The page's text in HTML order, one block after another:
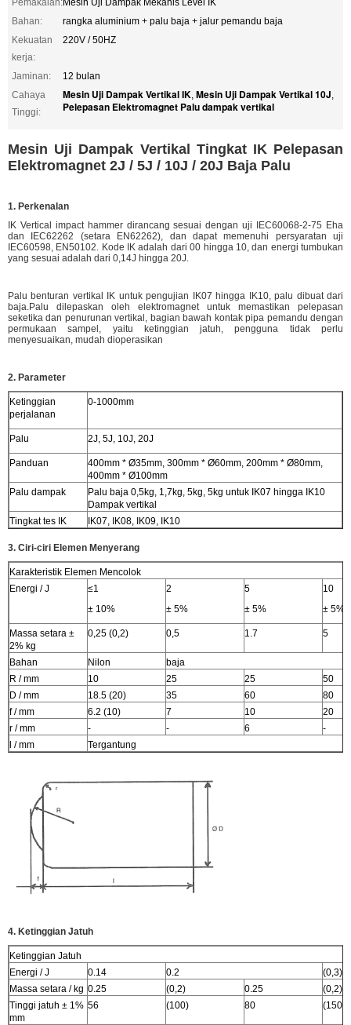
Pemakaian:Mesin Uji Dampak Mekanis Level IK
Bahan:
rangka aluminium + palu baja + jalur pemandu baja
Kekuatan
kerja:
220V / 50HZ
Jaminan:
12 bulan
Cahaya
Tinggi:
Mesin Uji Dampak Vertikal IK, Mesin Uji Dampak Vertikal 10J,
Pelepasan Elektromagnet Palu dampak vertikal
Mesin Uji Dampak Vertikal Tingkat IK Pelepasan
Elektromagnet 2J / 5J / 10J / 20J Baja Palu
1. Perkenalan
IK Vertical impact hammer dirancang sesuai dengan uji IEC60068-2-75 Eha
dan IEC62262 (setara EN62262), dan dapat memenuhi persyaratan uji
IEC60598, EN50102. Kode IK adalah dari 00 hingga 10, dan energi tumbukan
yang sesuai adalah dari 0,14J hingga 20J.
Palu benturan vertikal IK untuk pengujian IK07 hingga IK10, palu dibuat dari
baja.Palu dilepaskan oleh elektromagnet untuk memastikan pelepasan
seketika dan penurunan vertikal, bagian bawah kontak pipa pemandu dengan
permukaan sampel, yaitu ketinggian jatuh, pengguna tidak perlu
menyesuaikan, mudah dioperasikan
2. Parameter
Ketinggian
perjalanan
0-1000mm
Palu 2J, 5J, 10J, 20J
Panduan
400mm * Ø35mm, 300mm * Ø60mm, 200mm * Ø80mm,
400mm * Ø100mm
Palu dampak
Palu baja 0,5kg, 1,7kg, 5kg, 5kg untuk IK07 hingga IK10
Dampak vertikal
Tingkat tes IK
IK07, IK08, IK09, IK10
3. Ciri-ciri Elemen Menyerang
Karakteristik Elemen Mencolok
Energi / J
≤1
± 10%
2
± 5%
5
± 5%
10
± 5%
Massa setara ±
2% kg
0,25 (0,2) 0,5 1.7 5
Bahan Nilon
baja
R / mm
10 25 25
50
D / mm
18.5 (20) 35 60
80
f / mm
6.2 (10) 7 10
20
r / mm
- - 6
-
l / mm
Tergantung
4. Ketinggian Jatuh
Ketinggian Jatuh
Energi / J
0.14 0.2
(0,3)
Massa setara / kg 0.25 (0,2) 0.25
(0,2)
Tinggi jatuh ± 1%
mm
56 (100) 80 (150)